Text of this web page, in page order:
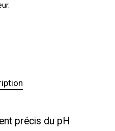
précis du pH